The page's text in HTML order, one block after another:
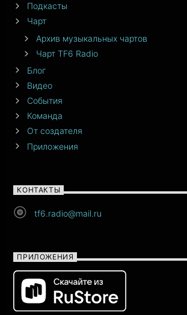
Подкасты
Чарт
Архив музыкальных чартов
Чарт TF6 Radio
Блог
Видео
События
Команда
От создателя
Приложения
КОНТАКТЫ
tf6.radio@mail.ru
ПРИЛОЖЕНИЯ